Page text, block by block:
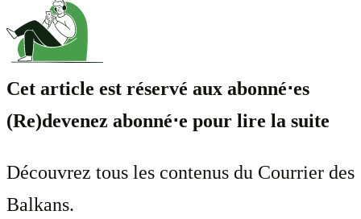
Cet article est réservé aux abonné⋅es
(Re)devenez abonné⋅e pour lire la suite
Découvrez tous les contenus du Courrier des
Balkans.